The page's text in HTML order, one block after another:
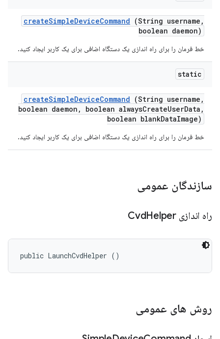
createSimpleDeviceCommand (String username ,
boolean daemon)
خط فرمان را برای راه اندازی یک دستگاه اضافی برای یک کاربر ایجاد کنید.
static
createSimpleDeviceCommand (String username ,
boolean daemon , boolean alwaysCreateUserData ,
boolean blankDataImage)
خط فرمان را برای راه اندازی یک دستگاه اضافی برای یک کاربر ایجاد کنید.
سازندگان عمومی
راه اندازی CvdHelper
public LaunchCvdHelper ()
روش های عمومی